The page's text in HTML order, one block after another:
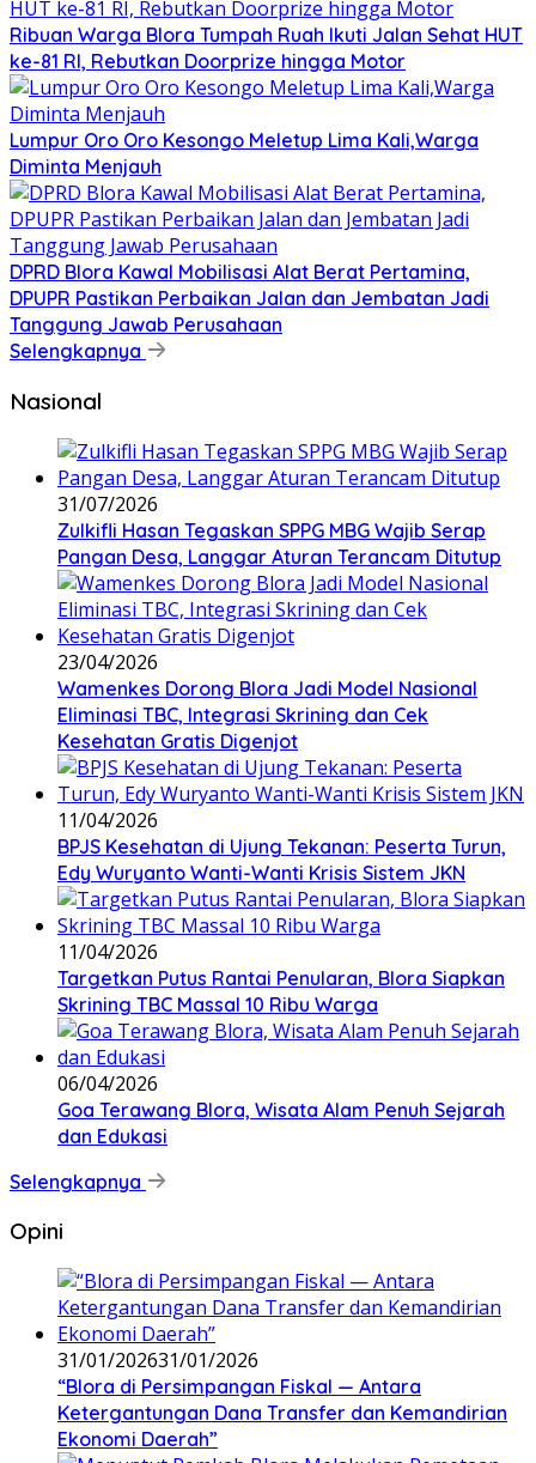
Ribuan Warga Blora Tumpah Ruah Ikuti Jalan Sehat HUT
ke-81 RI, Rebutkan Doorprize hingga Motor
Lumpur Oro Oro Kesongo Meletup Lima Kali,Warga
Diminta Menjauh
DPRD Blora Kawal Mobilisasi Alat Berat Pertamina,
DPUPR Pastikan Perbaikan Jalan dan Jembatan Jadi
Tanggung Jawab Perusahaan
Selengkapnya
Nasional
31/07/2026
Zulkifli Hasan Tegaskan SPPG MBG Wajib Serap
Pangan Desa, Langgar Aturan Terancam Ditutup
23/04/2026
Wamenkes Dorong Blora Jadi Model Nasional
Eliminasi TBC, Integrasi Skrining dan Cek
Kesehatan Gratis Digenjot
11/04/2026
BPJS Kesehatan di Ujung Tekanan: Peserta Turun,
Edy Wuryanto Wanti-Wanti Krisis Sistem JKN
11/04/2026
‎Targetkan Putus Rantai Penularan, Blora Siapkan
Skrining TBC Massal 10 Ribu Warga
06/04/2026
Goa Terawang Blora, Wisata Alam Penuh Sejarah
dan Edukasi
Selengkapnya
Opini
31/01/202631/01/2026
‎“Blora di Persimpangan Fiskal — Antara
Ketergantungan Dana Transfer dan Kemandirian
Ekonomi Daerah”